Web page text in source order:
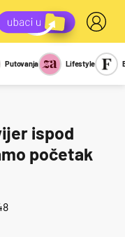
Report
Putovanja Lifestyle
ispod
početak